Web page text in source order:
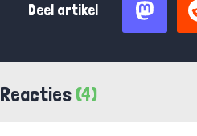
Deel artikel
Reacties (4)